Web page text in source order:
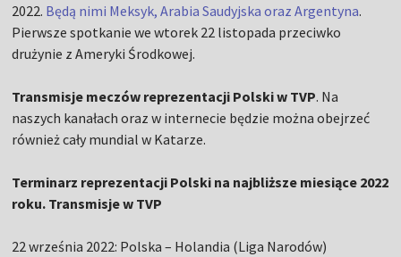
2022. Będą nimi Meksyk, Arabia Saudyjska oraz Argentyna.
Pierwsze spotkanie we wtorek 22 listopada przeciwko
drużynie z Ameryki Środkowej.
Transmisje meczów reprezentacji Polski w TVP. Na
naszych kanałach oraz w internecie będzie można obejrzeć
również cały mundial w Katarze.
Terminarz reprezentacji Polski na najbliższe miesiące 2022
roku. Transmisje w TVP
22 września 2022: Polska – Holandia (Liga Narodów)